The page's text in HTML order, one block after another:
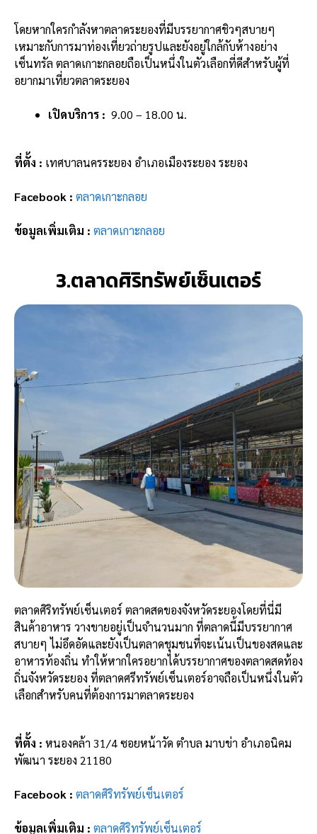
โดยหากใครกำลังหาตลาดระยองที่มีบรรยากาศชิวๆสบายๆ
เหมาะกับการมาท่องเที่ยวถ่ายรูปและยังอยู่ใกล้กับห้างอย่าง
เซ็นทรัล ตลาดเกาะกลอยถือเป็นหนึ่งในตัวเลือกที่ดีสำหรับผู้ที่
อยากมาเที่ยวตลาดระยอง
เปิดบริการ : 9.00 – 18.00 น.
ที่ตั้ง : เทศบาลนครระยอง อำเภอเมืองระยอง ระยอง
Facebook : ตลาดเกาะกลอย
ข้อมูลเพิ่มเติม : ตลาดเกาะกลอย
3.ตลาดศิริทรัพย์เซ็นเตอร์
ตลาดศิริทรัพย์เซ็นเตอร์ ตลาดสดของจังหวัดระยองโดยที่นี่มี
สินค้าอาหาร วางขายอยู่เป็นจำนวนมาก ที่ตลาดนี้มีบรรยากาศ
สบายๆ ไม่อึดอัดและยังเป็นตลาดชุมชนที่จะเน้นเป็นของสดและ
อาหารท้องถิ่น ทำให้หากใครอยากได้บรรยากาศของตลาดสดท้อง
ถิ่นจังหวัดระยอง ที่ตลาดศรีทรัพย์เซ็นเตอร์อาจถือเป็นหนึ่งในตัว
เลือกสำหรับคนที่ต้องการมาตลาดระยอง
ที่ตั้ง : หนองคล้า 31/4 ซอยหน้าวัด ตำบล มาบข่า อำเภอนิคม
พัฒนา ระยอง 21180
Facebook : ตลาดศิริทรัพย์เซ็นเตอร์
ข้อมูลเพิ่มเติม : ตลาดศิริทรัพย์เซ็นเตอร์